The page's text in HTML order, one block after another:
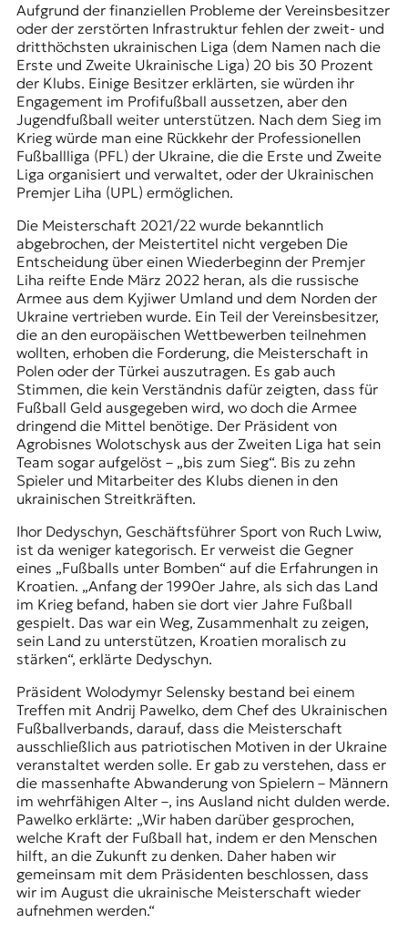
Aufgrund der finanziellen Probleme der Vereinsbesitzer
oder der zerstörten Infrastruktur fehlen der zweit- und
dritthöchsten ukrainischen Liga (dem Namen nach die
Erste und Zweite Ukrainische Liga) 20 bis 30 Prozent
der Klubs. Einige Besitzer erklärten, sie würden ihr
Engagement im Profifußball aussetzen, aber den
Jugendfußball weiter unterstützen. Nach dem Sieg im
Krieg würde man eine Rückkehr der Professionellen
Fußballliga (PFL) der Ukraine, die die Erste und Zweite
Liga organisiert und verwaltet, oder der Ukrainischen
Premjer Liha (UPL) ermöglichen.
Die Meisterschaft 2021/22 wurde bekanntlich
abgebrochen, der Meistertitel nicht vergeben Die
Entscheidung über einen Wiederbeginn der Premjer
Liha reifte Ende März 2022 heran, als die russische
Armee aus dem Kyjiwer Umland und dem Norden der
Ukraine vertrieben wurde. Ein Teil der Vereinsbesitzer,
die an den europäischen Wettbewerben teilnehmen
wollten, erhoben die Forderung, die Meisterschaft in
Polen oder der Türkei auszutragen. Es gab auch
Stimmen, die kein Verständnis dafür zeigten, dass für
Fußball Geld ausgegeben wird, wo doch die Armee
dringend die Mittel benötige. Der Präsident von
Agrobisnes Wolotschysk aus der Zweiten Liga hat sein
Team sogar aufgelöst – „bis zum Sieg“. Bis zu zehn
Spieler und Mitarbeiter des Klubs dienen in den
ukrainischen Streitkräften.
Ihor Dedyschyn, Geschäftsführer Sport von Ruch Lwiw,
ist da weniger kategorisch. Er verweist die Gegner
eines „Fußballs unter Bomben“ auf die Erfahrungen in
Kroatien. „Anfang der 1990er Jahre, als sich das Land
im Krieg befand, haben sie dort vier Jahre Fußball
gespielt. Das war ein Weg, Zusammenhalt zu zeigen,
sein Land zu unterstützen, Kroatien moralisch zu
stärken“, erklärte Dedyschyn.
Präsident Wolodymyr Selensky bestand bei einem
Treffen mit Andrij Pawelko, dem Chef des Ukrainischen
Fußballverbands, darauf, dass die Meisterschaft
ausschließlich aus patriotischen Motiven in der Ukraine
veranstaltet werden solle. Er gab zu verstehen, dass er
die massenhafte Abwanderung von Spielern – Männern
im wehrfähigen Alter –, ins Ausland nicht dulden werde.
Pawelko erklärte: „Wir haben darüber gesprochen,
welche Kraft der Fußball hat, indem er den Menschen
hilft, an die Zukunft zu denken. Daher haben wir
gemeinsam mit dem Präsidenten beschlossen, dass
wir im August die ukrainische Meisterschaft wieder
aufnehmen werden.“